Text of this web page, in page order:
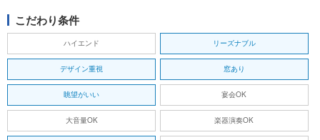
こだわり条件
ハイエンド リーズナブル
デザイン重視 窓あり
眺望がいい 宴会OK
大音量OK 楽器演奏OK